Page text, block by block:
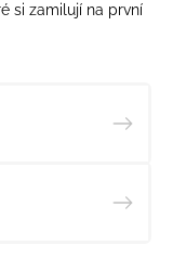
si zamilují na první